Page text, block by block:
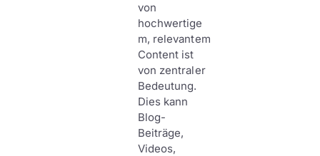
von
hochwertige
m, relevantem
Content ist
von zentraler
Bedeutung.
Dies kann
Blog-
Beiträge,
Videos,